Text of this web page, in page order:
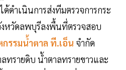
ด้ดำเนินการส่งทีมตรวจการกระ
หวัดลพบุรีลงพื้นที่ตรวจสอบ
รรมน้ำตาล ที.เอ็น จำกัด
ทรายดิบ น้ำตาลทรายขาวและ